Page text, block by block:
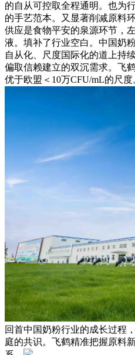
的自从可控取全程通明。也为
的手艺范本。又显著削减原料
供应是食物平安的泉源环节，
液。填补了行业空白。中国奶
自从化、尺度国际化的道上持
偏取信赖建立的双沉需求。飞
优于欧盟＜10万CFU/mL的尺度
回首中国奶粉行业的成长过程
庭的共识。飞鹤精准把握原料